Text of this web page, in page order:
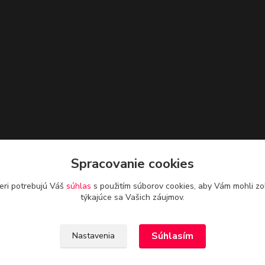
Spracovanie cookies
potrebujú Váš súhlas s použitím súborov cookies, aby Vám mohli
týkajúce sa Vašich záujmov.
Nastavenia Súhlasím